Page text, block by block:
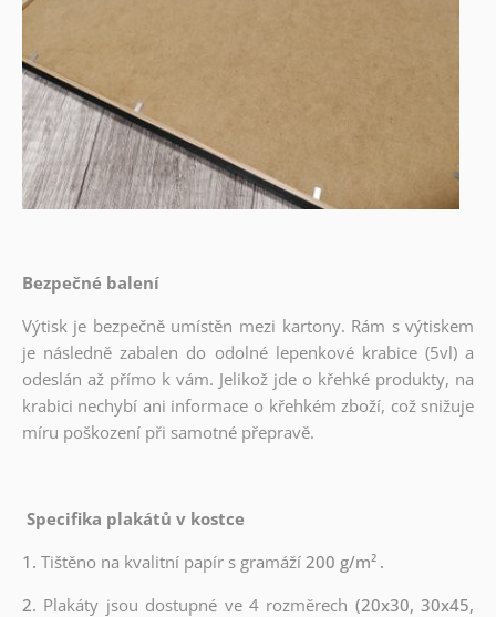
Bezpečné balení
Výtisk je bezpečně umístěn mezi kartony. Rám s výtiskem
je následně zabalen do odolné lepenkové krabice (5vl) a
odeslán až přímo k vám. Jelikož jde o křehké produkty, na
krabici nechybí ani informace o křehkém zboží, což snižuje
míru poškození při samotné přepravě.
Specifika plakátů v kostce
1. Tištěno na kvalitní papír s gramáží200 g/m² .
2. Plakáty jsou dostupné ve 4 rozměrech (20x30, 30x45,